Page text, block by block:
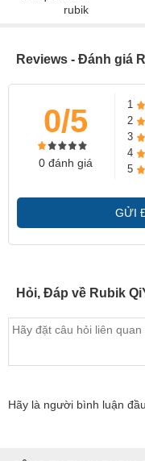
Reviews - Đánh giá
0/5
0 đánh giá
1
2
3
4
5
GỬI
Hỏi, Đáp về Rubik
Hãy là người bình luận